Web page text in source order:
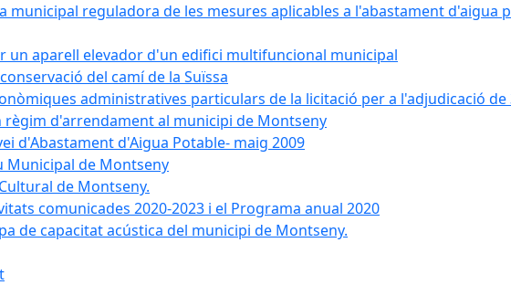
municipal reguladora de les mesures aplicables a l'abastament d'aigua
un aparell elevador d'un edifici multifuncional municipal
del camí de la Suïssa
administratives particulars de la licitació per a l'adjudicació
règim d'arrendament al municipi de Montseny
d'Abastament d'Aigua Potable- maig 2009
Municipal de Montseny
de Montseny.
comunicades 2020-2023 i el Programa anual 2020
de capacitat acústica del municipi de Montseny.